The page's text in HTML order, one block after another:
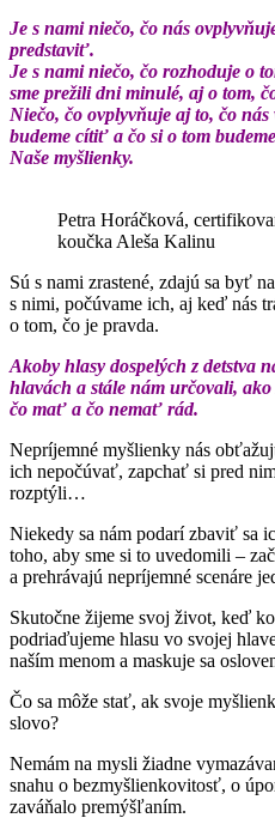
Je s nami niečo, čo nás
predstaviť.
Je s nami niečo, čo rozhoduje o
sme prežili dni minulé, aj o tom,
Niečo, čo ovplyvňuje aj to, čo
budeme cítiť a čo si o tom
Naše myšlienky.
Petra Horáčková,
koučka Aleša Kalinu
Sú s nami zrastené, zdajú sa byť
s nimi, počúvame ich, aj keď nás
o tom, čo je pravda.
Akoby hlasy dospelých z detstva
hlavách a stále nám určovali,
čo mať a čo nemať rád.
Nepríjemné myšlienky nás
ich nepočúvať, zapchať si pred
rozptýli…
Niekedy sa nám podarí zbaviť sa
toho, aby sme si to uvedomili –
a prehrávajú nepríjemné scenáre
Skutočne žijeme svoj život, keď
podriaďujeme hlasu vo svojej
naším menom a maskuje sa
Čo sa môže stať, ak svoje
slovo?
Nemám na mysli žiadne
snahu o bezmyšlienkovitosť, o
zaváňalo premýšľaním.